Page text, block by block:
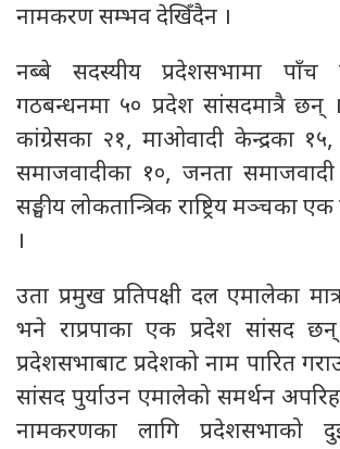
नामकरण सम्भव देखिँदैन ।
नब्बे सदस्यीय प्रदेशसभामा पाँच
गठबन्धनमा ५० प्रदेश सांसदमात्रै छन्
कांग्रेसका २१, माओवादी केन्द्रका
समाजवादीका १०, जनता समाजवादी
सङ्घीय लोकतान्त्रिक राष्ट्रिय मञ्चका
।
उता प्रमुख प्रतिपक्षी दल एमालेका
भने राप्रपाका एक प्रदेश सांसद
प्रदेशसभाबाट प्रदेशको नाम पारित
सांसद पुर्याउन एमालेको समर्थन
नामकरणका लागि प्रदेशसभाको